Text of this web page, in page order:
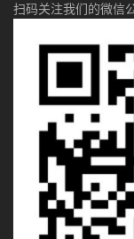
扫码关注我们的微信